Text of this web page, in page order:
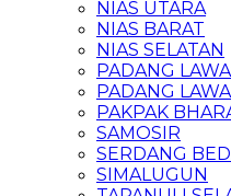
NIAS UTARA
NIAS BARAT
NIAS SELATAN
PADANG
PADANG
PAKPAK
SAMOSIR
SERDANG
SIMALUGUN